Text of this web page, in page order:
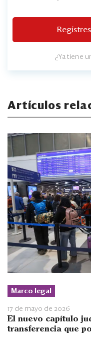
¿Ya tiene
Artículos
Marco legal
17 de mayo de 2026
El nuevo capítulo
transferencia que